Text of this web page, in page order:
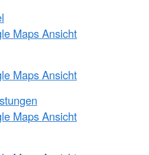
Maps Ansicht
Maps Ansicht
Maps Ansicht